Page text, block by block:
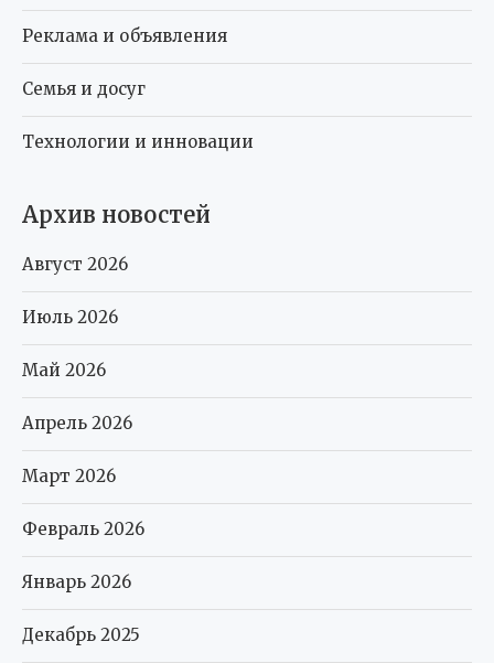
Реклама и объявления
Семья и досуг
Технологии и инновации
Архив новостей
Август 2026
Июль 2026
Май 2026
Апрель 2026
Март 2026
Февраль 2026
Январь 2026
Декабрь 2025